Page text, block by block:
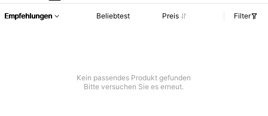
Empfehlungen Beliebtest Preis Filter
Kein passendes Produkt gefunden
Bitte versuchen Sie es erneut.